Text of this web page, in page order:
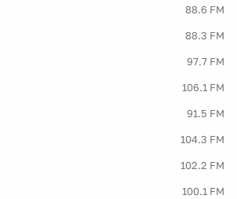
88.6 FM
88.3 FM
97.7 FM
106.1 FM
91.5 FM
104.3 FM
102.2 FM
100.1 FM